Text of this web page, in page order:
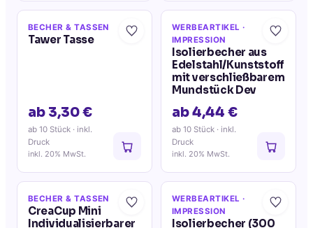
BECHER & TASSEN
Tawer Tasse
ab 3,30 €
ab 10 Stück · inkl.
Druck
inkl. 20% MwSt.
WERBEARTIKEL ·
IMPRESSION
Isolierbecher aus
Edelstahl/Kunststoff
mit verschließbarem
Mundstück Dev
ab 4,44 €
ab 10 Stück · inkl.
Druck
inkl. 20% MwSt.
BECHER & TASSEN
CreaCup Mini
Individualisierbarer
WERBEARTIKEL ·
IMPRESSION
Isolierbecher (300